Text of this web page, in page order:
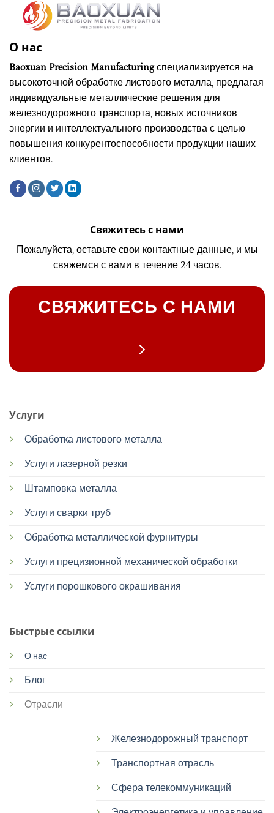
О нас
Baoxuan Precision Manufacturingспециализируется на
высокоточной обработке листового металла, предлагая
индивидуальные металлические решения для
железнодорожного транспорта, новых источников
энергии и интеллектуального производства с целью
повышения конкурентоспособности продукции наших
клиентов.
Услуги
Обработка листового металла
Услуги лазерной резки
Штамповка металла
Услуги сварки труб
Обработка металлической фурнитуры
Услуги прецизионной механической обработки
Услуги порошкового окрашивания
Быстрые ссылки
О нас
Блог
Отрасли
Железнодорожный транспорт
Транспортная отрасль
Сфера телекоммуникаций
Свяжитесь с нами
Пожалуйста, оставьте свои контактные данные, и мы
свяжемся с вами в течение 24 часов.
СВЯЖИТЕСЬ С НАМИ